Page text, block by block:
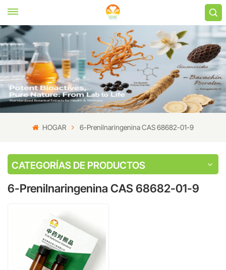
HOGAR 6-Prenilnaringenina CAS 68682-01-9
CATEGORÍAS DE PRODUCTOS
6-Prenilnaringenina CAS 68682-01-9